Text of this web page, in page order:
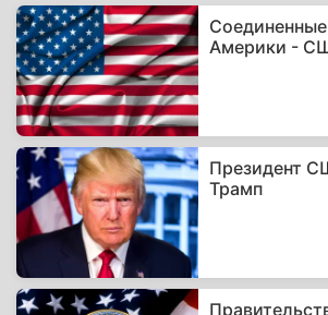
Америки -
Президент
Трамп